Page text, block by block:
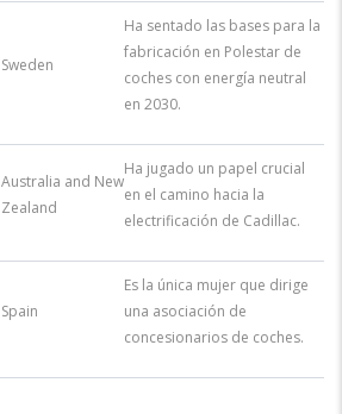
Sweden
Ha sentado las bases para la
fabricación en Polestar de
coches con energía neutral
en 2030.
Australia and New
Zealand
Ha jugado un papel crucial
en el camino hacia la
electrificación de Cadillac.
Spain
Es la única mujer que dirige
una asociación de
concesionarios de coches.